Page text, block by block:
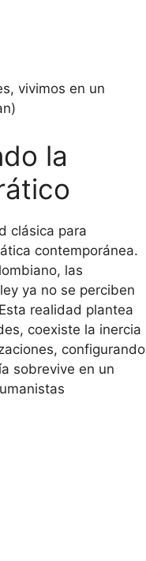
vivimos en un
la
clásica para
contemporánea.
las
ya no se perciben
realidad plantea
coexiste la inercia
configurando
sobrevive en un